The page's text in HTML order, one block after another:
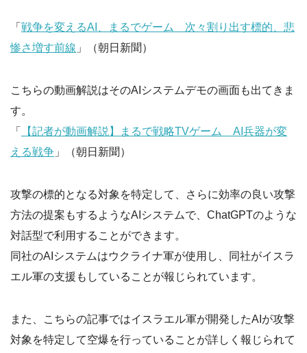
「 戦争を変えるAI、まるでゲーム 次々割り出す標的、悲
惨さ増す前線 」（朝日新聞）
こちらの動画解説はそのAIシステムデモの画面も出てきま
す。
「
【記者が動画解説】まるで戦略TVゲーム AI兵器が変
える戦争 」（朝日新聞）
攻撃の標的となる対象を特定して、さらに効率の良い攻撃
方法の提案もするようなAIシステムで、ChatGPTのような
対話型で利用することができます。
同社のAIシステムはウクライナ軍が使用し、同社がイスラ
エル軍の支援もしていることが報じられています。
また、こちらの記事ではイスラエル軍が開発したAIが攻撃
対象を特定して空爆を行っていることが詳しく報じられて